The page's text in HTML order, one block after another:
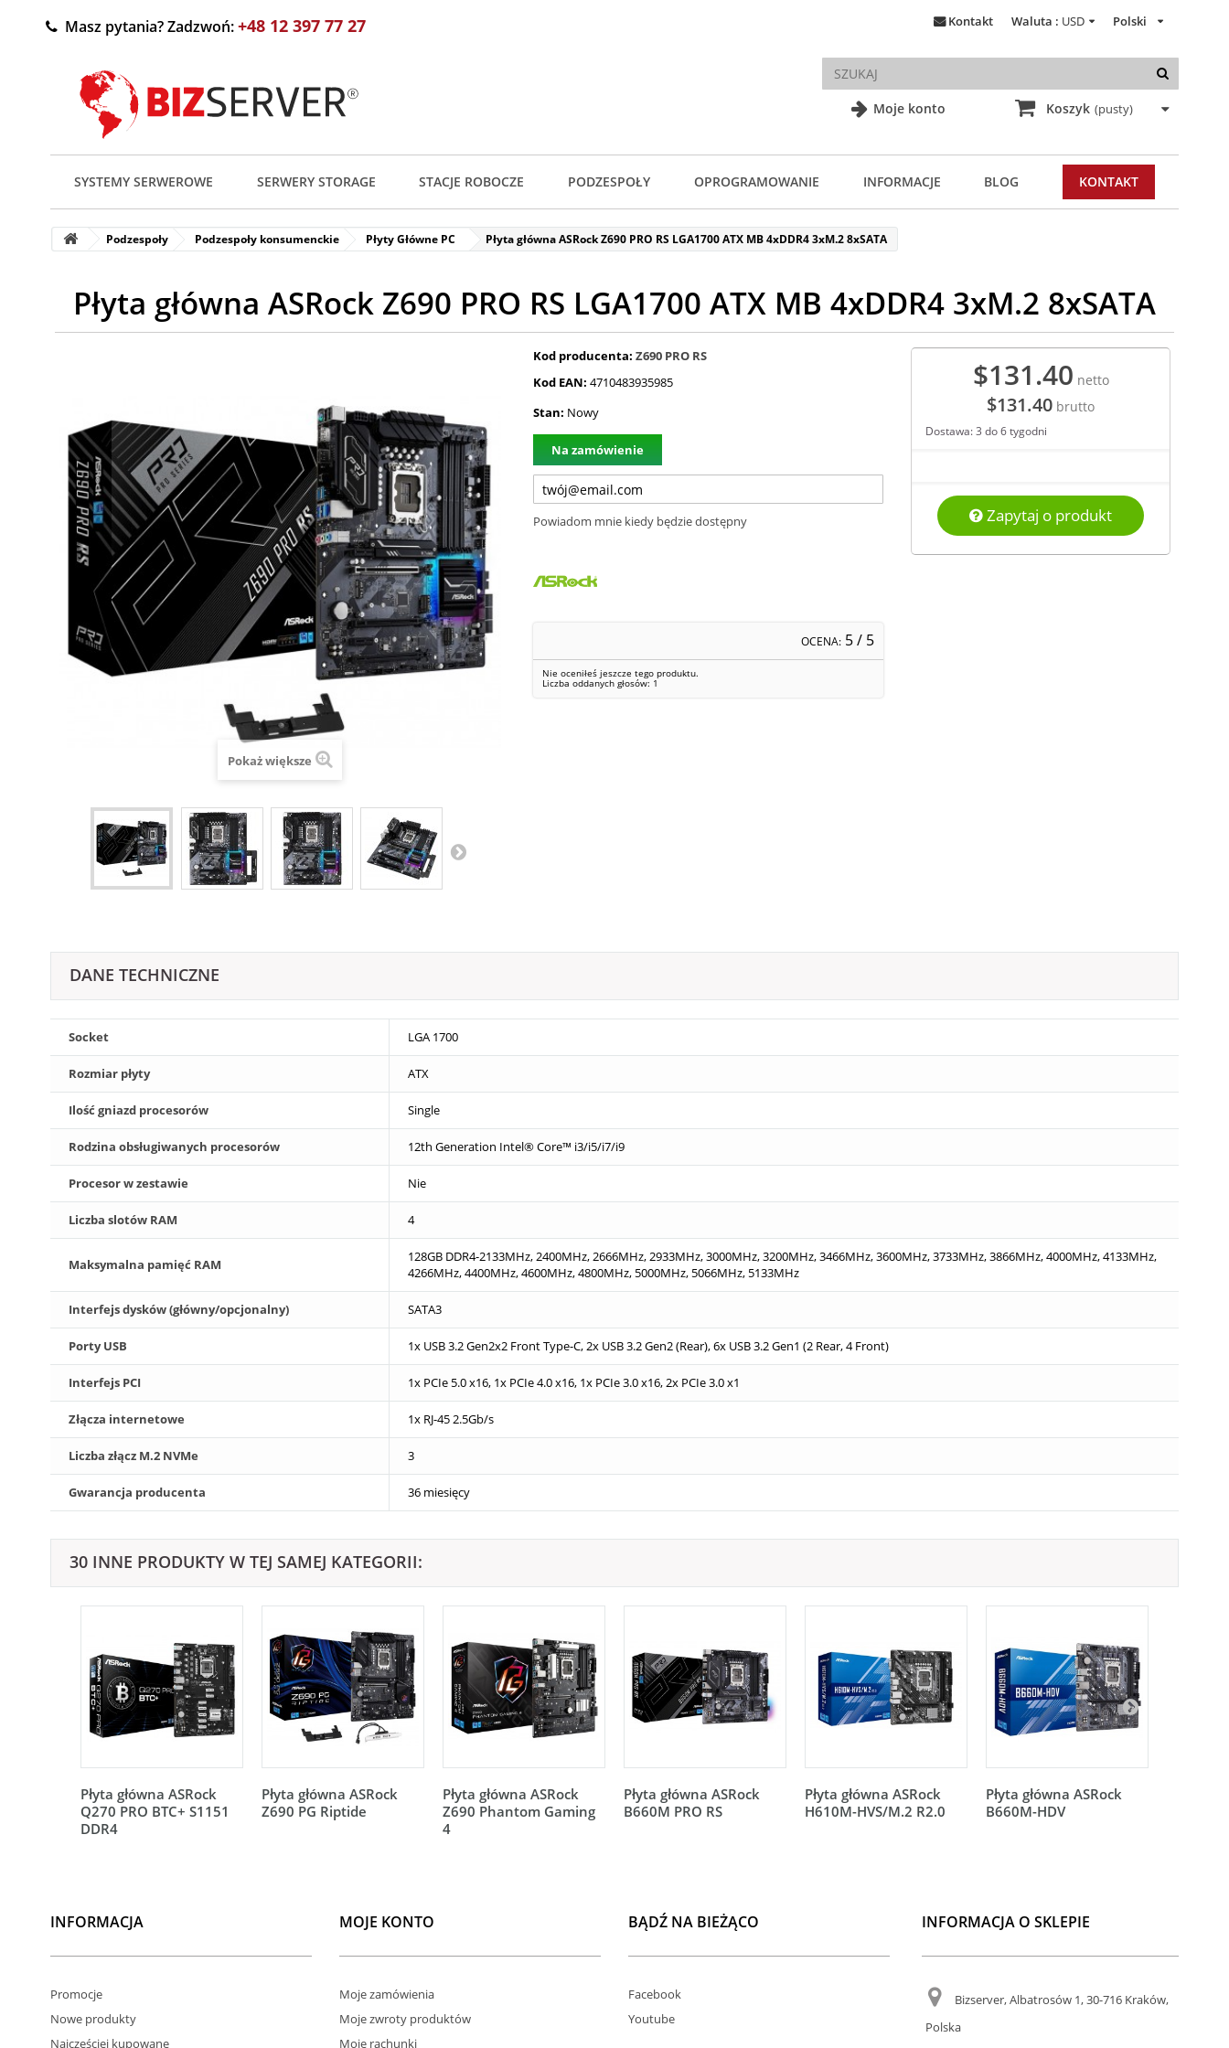
Moje konto
Polski
Waluta : USD
Kontakt
Masz pytania? Zadzwoń:+48 12 397 77 27
Koszyk (pusty)
SYSTEMY SERWEROWE SERWERY STORAGE STACJE ROBOCZE PODZESPOŁY OPROGRAMOWANIE INFORMACJE BLOG KONTAKT
Podzespoły Podzespoły konsumenckie Płyty Główne PC Płyta główna ASRock Z690 PRO RS LGA1700 ATX MB 4xDDR4 3xM.2 8xSATA
Płyta główna ASRock Z690 PRO RS LGA1700 ATX MB 4xDDR4 3xM.2 8xSATA
Pokaż większe
Kod producenta: Z690 PRO RS
Kod EAN: 4710483935985
Stan: Nowy
Na zamówienie
Powiadom mnie kiedy będzie dostępny
OCENA: 5/ 5
Nie oceniłeś jeszcze tego produktu.
Liczba oddanych głosów: 1
$131.40 netto
$131.40 brutto
Dostawa: 3 do 6 tygodni
Zapytaj o produkt
DANE TECHNICZNE
Socket LGA 1700
Rozmiar płyty ATX
Ilość gniazd procesorów Single
Rodzina obsługiwanych procesorów 12th Generation Intel® Core™ i3/i5/i7/i9
Procesor w zestawie Nie
Liczba slotów RAM 4
Maksymalna pamięć RAM
128GB DDR4-2133MHz, 2400MHz, 2666MHz, 2933MHz, 3000MHz, 3200MHz, 3466MHz, 3600MHz, 3733MHz, 3866MHz, 4000MHz, 4133MHz,
4266MHz, 4400MHz, 4600MHz, 4800MHz, 5000MHz, 5066MHz, 5133MHz
Interfejs dysków (główny/opcjonalny) SATA3
Porty USB 1x USB 3.2 Gen2x2 Front Type-C, 2x USB 3.2 Gen2 (Rear), 6x USB 3.2 Gen1 (2 Rear, 4 Front)
Interfejs PCI 1x PCIe 5.0 x16, 1x PCIe 4.0 x16, 1x PCIe 3.0 x16, 2x PCIe 3.0 x1
Złącza internetowe 1x RJ-45 2.5Gb/s
Liczba złącz M.2 NVMe 3
Gwarancja producenta 36 miesięcy
30 INNE PRODUKTY W TEJ SAMEJ KATEGORII:
Płyta główna ASRock
Q270 PRO BTC+ S1151
DDR4
Płyta główna ASRock
Z690 PG Riptide
Płyta główna ASRock
Z690 Phantom Gaming
4
Płyta główna ASRock
B660M PRO RS
Płyta główna ASRock
H610M-HVS/M.2 R2.0
Płyta główna ASRock
B660M-HDV
INFORMACJA
Promocje
Nowe produkty
Najczęściej kupowane
MOJE KONTO
Moje zamówienia
Moje zwroty produktów
Moje rachunki
BĄDŹ NA BIEŻĄCO
Facebook
Youtube
INFORMACJA O SKLEPIE
Bizserver, Albatrosów 1, 30-716 Kraków,
Polska